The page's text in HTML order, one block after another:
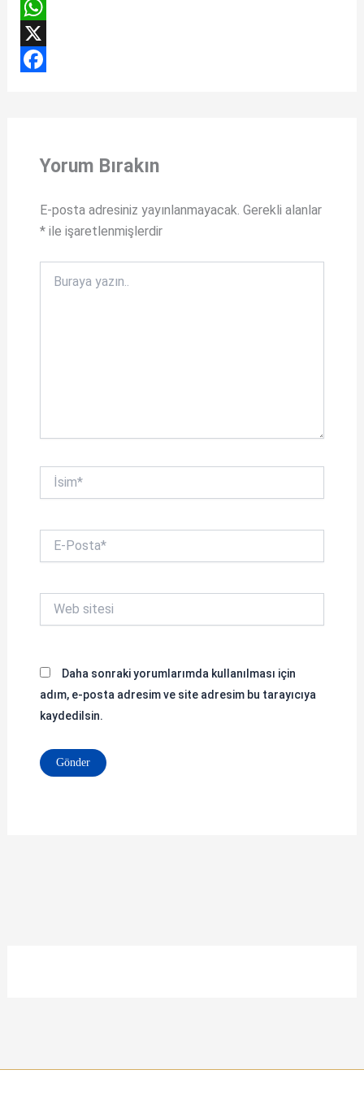
W
hX
Yorum Bırakın
E-posta adresiniz yayınlanmayacak. Gerekli alanlar
*ile işaretlenmişlerdir
yazın..
İsim*
Posta*
sitesi
Daha sonraki yorumlarımda kullanılması için
adım, e-posta adresim ve site adresim bu tarayıcıya
kaydedilsin.